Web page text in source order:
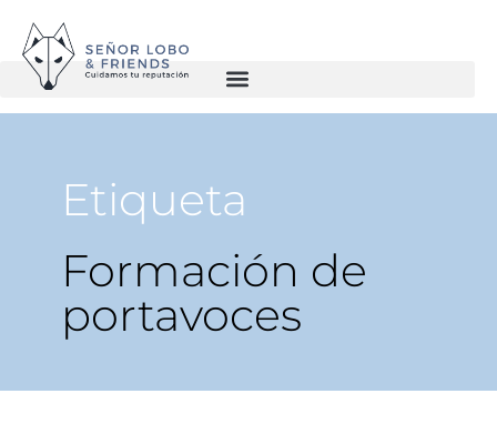
Etiqueta
Formación de
portavoces